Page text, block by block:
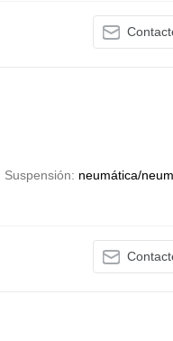
Suspensión neumática/